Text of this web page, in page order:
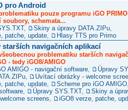
pro Android
pouze programu iGO
schemata...
, Skiny a úpravy DATA.ZIPu
patche, update
Hlasy TTS pro Primo
starších navigačních aplikací
problematiku starších
- tedy iGO8/AMIGO
AMIGO - navigační software
Úpravy
Uvítací obrázky - welcome
patche, update
Scheme pro iGO AMIGO
Úpravy SYS.TXT,
Skiny a
screens
iGO8 verze, patche,